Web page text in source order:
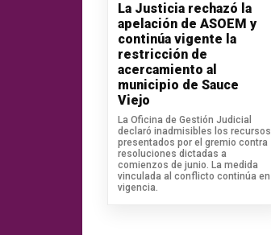
La Justicia rechazó la
apelación de ASOEM y
continúa vigente la
restricción de
acercamiento al
municipio de Sauce
Viejo
La Oficina de Gestión Judicial
declaró inadmisibles los recursos
presentados por el gremio contra
resoluciones dictadas a
comienzos de junio. La medida
vinculada al conflicto continúa en
vigencia.